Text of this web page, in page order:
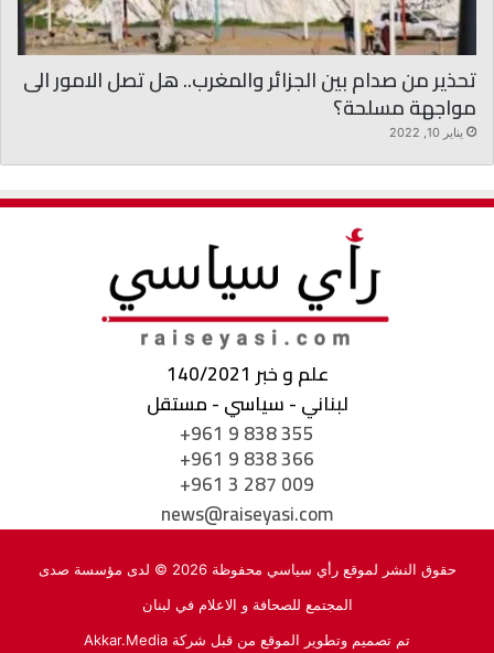
تحذير من صدام بين الجزائر والمغرب.. هل تصل الامور الى
مواجهة مسلحة؟
يناير 10, 2022
علم و خبر 140/2021
لبناني - سياسي - مستقل
+961 9 838 355
+961 9 838 366
+961 3 287 009
news@raiseyasi.com
حقوق النشر لموقع رأي سياسي محفوظة 2026 © لدى مؤسسة صدى
المجتمع للصحافة و الاعلام في لبنان
تم تصميم وتطوير الموقع من قبل شركة Akkar.Media